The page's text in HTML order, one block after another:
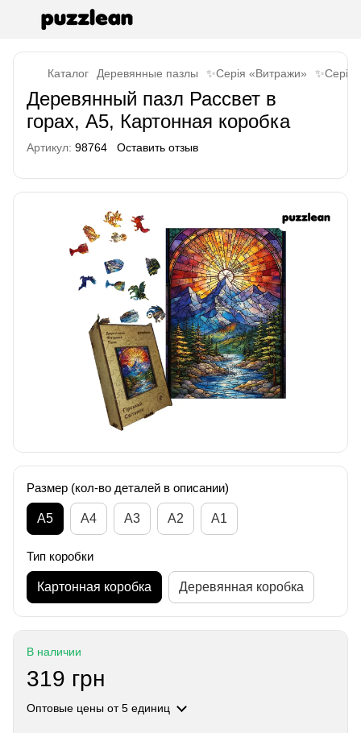
Каталог Деревянные пазлы ✨Серія «Витражи» ✨Серія
Деревянный пазл Рассвет в
горах, А5, Картонная коробка
Артикул: 98764 Оставить отзыв
Размер (кол-во деталей в описании)
А5 А4 A3 A2 A1
Тип коробки
Картонная коробка Деревянная коробка
В наличии
319 грн
Оптовые цены от 5 единиц